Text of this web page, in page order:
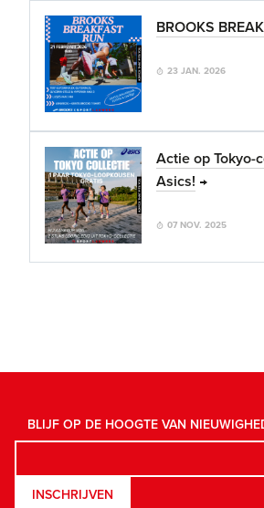
BROOKS
23 JAN. 2026
Actie op Tokyo-
Asics!
07 NOV. 2025
BLIJF OP DE HOOGTE VAN
INSCHRIJVEN